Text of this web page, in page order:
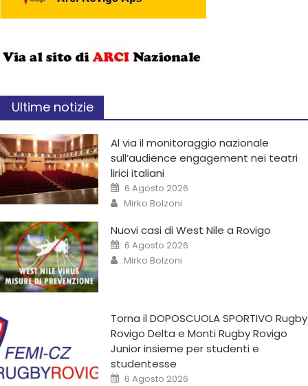
Ultime notizie
Al via il monitoraggio nazionale
sull’audience engagement nei teatri
lirici italiani
6 Agosto 2026
Mirko Bolzoni
Nuovi casi di West Nile a Rovigo
6 Agosto 2026
Mirko Bolzoni
Torna il DOPOSCUOLA SPORTIVO Rugby
Rovigo Delta e Monti Rugby Rovigo
Junior insieme per studenti e
studentesse
6 Agosto 2026